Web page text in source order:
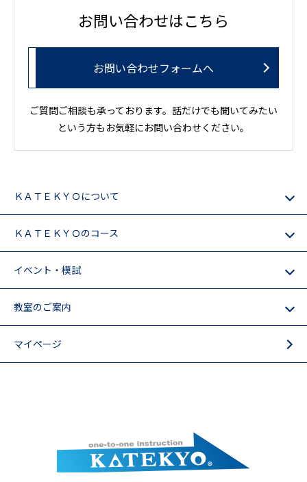
お問い合わせはこちら
お問い合わせフォームへ
ご質問ご相談も承っております。話だけでも聞いてみたい
という方もお気軽にお問い合わせください。
ＫＡＴＥＫＹＯについて
ＫＡＴＥＫＹＯのコース
イベント・模試
教室のご案内
マイページ